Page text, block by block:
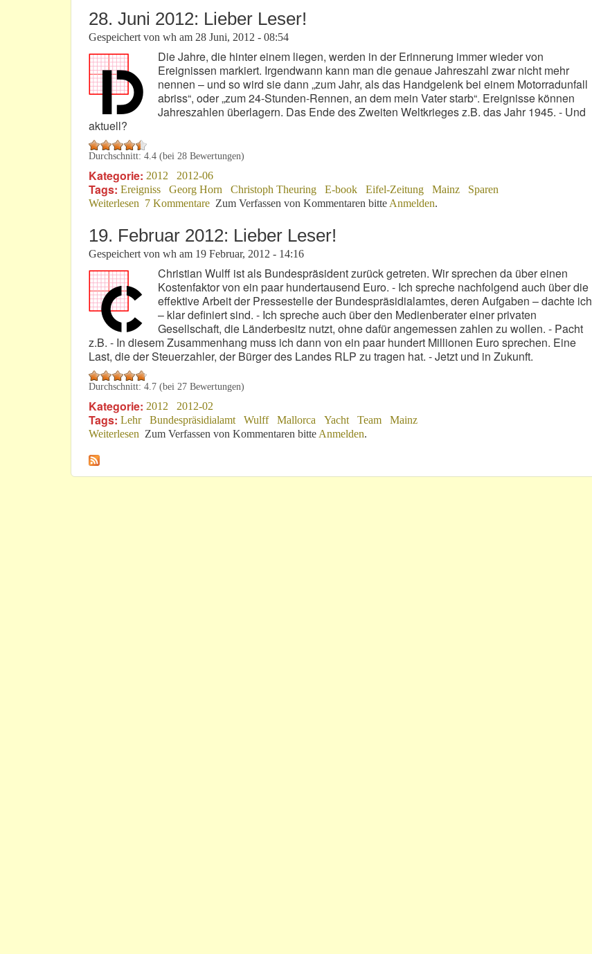
28. Juni 2012: Lieber Leser!
Gespeichert von wh am 28 Juni, 2012 - 08:54
Die Jahre, die hinter einem liegen, werden in der Erinnerung immer wieder von
Ereignissen markiert. Irgendwann kann man die genaue Jahreszahl zwar nicht mehr
nennen – und so wird sie dann „zum Jahr, als das Handgelenk bei einem Motorradunfall
abriss“, oder „zum 24-Stunden-Rennen, an dem mein Vater starb“. Ereignisse können
Jahreszahlen überlagern. Das Ende des Zweiten Weltkrieges z.B. das Jahr 1945. - Und
aktuell?
Durchschnitt: 4.4 (bei 28 Bewertungen)
Kategorie: 2012 2012-06
Tags: Ereigniss Georg Horn Christoph Theuring E-book Eifel-Zeitung Mainz
Sparen
Weiterlesen über 28. Juni 2012: Lieber Leser!
7 Kommentare Zum Verfassen von Kommentaren bitte Anmelden.
19. Februar 2012: Lieber Leser!
Gespeichert von wh am 19 Februar, 2012 - 14:16
Christian Wulff ist als Bundespräsident zurück getreten. Wir sprechen da über einen
Kostenfaktor von ein paar hundertausend Euro. - Ich spreche nachfolgend auch über die
effektive Arbeit der Pressestelle der Bundespräsidialamtes, deren Aufgaben – dachte ich
– klar definiert sind. - Ich spreche auch über den Medienberater einer privaten
Gesellschaft, die Länderbesitz nutzt, ohne dafür angemessen zahlen zu wollen. - Pacht
z.B. - In diesem Zusammenhang muss ich dann von ein paar hundert Millionen Euro sprechen. Eine
Last, die der Steuerzahler, der Bürger des Landes RLP zu tragen hat. - Jetzt und in Zukunft.
Durchschnitt: 4.7 (bei 27 Bewertungen)
Kategorie: 2012 2012-02
Tags: Lehr Bundespräsidialamt Wulff Mallorca Yacht Team
Mainz
Weiterlesen über 19. Februar 2012: Lieber Leser!
Zum Verfassen von Kommentaren bitte Anmelden.